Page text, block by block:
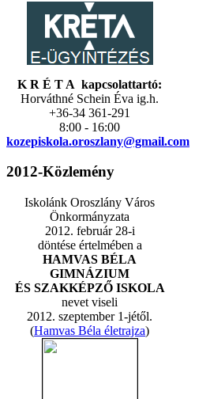
K R É T A kapcsolattartó:
Horváthné Schein Éva ig.h.
+36-34 361-291
8:00 - 16:00
kozepiskola.oroszlany@gmail.com
2012-Közlemény
Iskolánk Oroszlány Város
Önkormányzata
2012. február 28-i
döntése értelmében a
HAMVAS BÉLA
GIMNÁZIUM
ÉS SZAKKÉPZŐ ISKOLA
nevet viseli
2012. szeptember 1-jétől.
(Hamvas Béla életrajza)